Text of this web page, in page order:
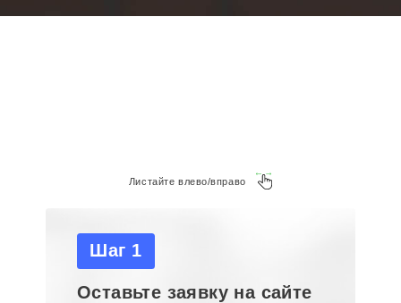
Листайте влево/вправо
Шаг 1
Оставьте заявку на сайте